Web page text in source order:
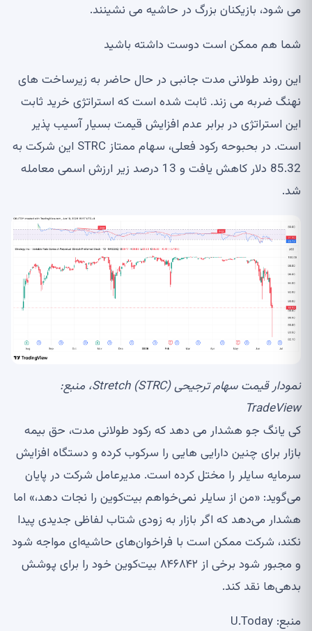
می شود، بازیکنان بزرگ در حاشیه می نشینند.
شما هم ممکن است دوست داشته باشید
این روند طولانی مدت جانبی در حال حاضر به زیرساخت های
نهنگ ضربه می زند. ثابت شده است که استراتژی خرید ثابت
این استراتژی در برابر عدم افزایش قیمت بسیار آسیب پذیر
است. در بحبوحه رکود فعلی، سهام ممتاز STRC این شرکت به
85.32 دلار کاهش یافت و 13 درصد زیر ارزش اسمی معامله
شد.
نمودار قیمت سهام ترجیحی Stretch (STRC)، منبع:
TradeView
کی یانگ جو هشدار می دهد که رکود طولانی مدت، حق بیمه
بازار برای چنین دارایی هایی را سرکوب کرده و دستگاه افزایش
سرمایه سایلر را مختل کرده است. مدیرعامل شرکت در پایان
می‌گوید: «من از سایلر نمی‌خواهم بیت‌کوین را نجات دهد،» اما
هشدار می‌دهد که اگر بازار به زودی شتاب لفاظی جدیدی پیدا
نکند، شرکت ممکن است با فراخوان‌های حاشیه‌ای مواجه شود
و مجبور شود برخی از ۸۴۶۸۴۲ بیت‌کوین خود را برای پوشش
بدهی‌ها نقد کند.
منبع: U.Today